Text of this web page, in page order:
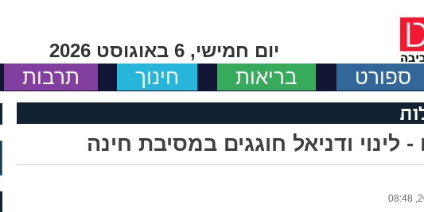
יום חמישי, 6 באוגוסט 2026
ספורט בריאות חינוך תרבות
- לינוי ודניאל חוגגים במסיבת חינה